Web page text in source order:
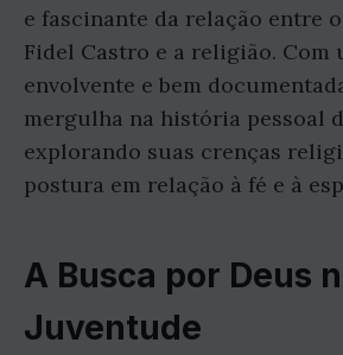
e fascinante da relação entre
Fidel Castro e a religião. Com
envolvente e bem
mergulha na história pessoal
explorando suas crenças
postura em relação à fé e à
A Busca por Deus
Juventude